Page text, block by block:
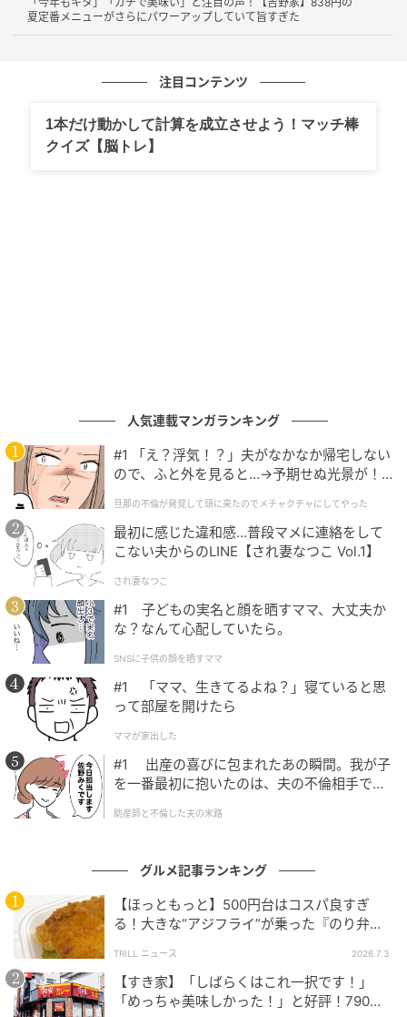
ココイチのポークカレーと同じスパイスで仕上げたコ
コイチらしい味わいがそのままパンに詰まっていま
揚げたてのカレーパンを手に取ると、衣の香ばしい香
りがふわっと立ち上がります。表面はサクッと軽く、
噛んだ瞬間に細かなパン粉が心地よく砕け、熱々のカ
レーがとろりとあふれ出します。
中のフィリングは、ココイチのポークカレーらしいス
パイスの香りがしっかりと感じられ、豚肉・玉ねぎ・
にんじんの甘みがじんわりと広がります。辛さは控え
めで、スパイスの香りと旨みが中心。油を吸ったパン
生地の香ばしさと、カレーのコクが一体になり、一口
ごとに満足感が増していきます。
夏定番メニューがさらにパワーアップしていて旨すぎた
注目コンテンツ
1本だけ動かして計算を成立させよう！マッチ棒
クイズ【脳トレ】
人気連載マンガランキング
#1 「え？浮気！？」夫がなかなか帰宅しない
ので、ふと外を見ると…→予期せぬ光景が！
クチャにしてやった
旦那の不倫が発覚して頭に来たのでメチャクチャにしてやった
最初に感じた違和感…普段マメに連絡をして
こない夫からのLINE【され妻なつこ Vol.1】
され妻なつこ
#1 子どもの実名と顔を晒すママ、大丈夫か
な？なんて心配していたら。
SNSに子供の顔を晒すママ
#1 「ママ、生きてるよね？」寝ていると思
って部屋を開けたら
ママが家出した
#1 出産の喜びに包まれたあの瞬間。我が子
を一番最初に抱いたのは、夫の不倫相手でし
助産師と不倫した夫の末路
グルメ記事ランキング
【ほっともっと】500円台はコスパ良すぎ
る！大きな“アジフライ”が乗った『のり弁
の声
TRILL ニュース 2026.7.3
【すき家】「しばらくはこれ一択です！」
「めっちゃ美味しかった！」と好評！790円